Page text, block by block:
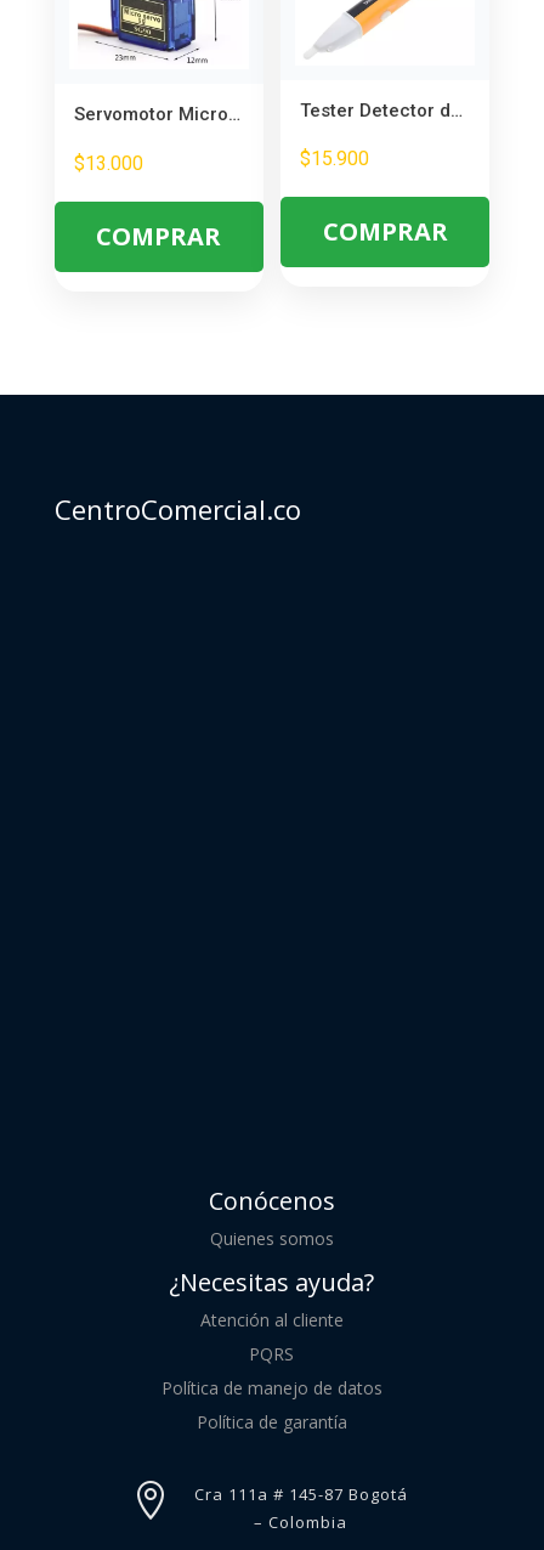
Servomotor Microservo 180° 9g – Ideal para Robótica y Proyectos DIY
$13.000
COMPRAR
Tester Detector de Energía Eléctrica TZT Sin Contacto 90-1000V – Seguridad y Precisión
$15.900
COMPRAR
CentroComercial.co
Conócenos
Quienes somos
¿Necesitas ayuda?
Atención al cliente
PQRS
Política de manejo de datos
Política de garantía

Cra 111a # 145-87 Bogotá
– Colombia